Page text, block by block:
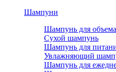
Шампуни
Шампунь для
Сухой шампунь
Шампунь для
Увлажняющий
Шампунь для